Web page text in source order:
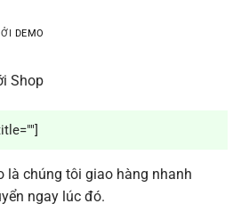
DEMO
Shop
là chúng tôi giao hàng nhanh
ngay lúc đó.